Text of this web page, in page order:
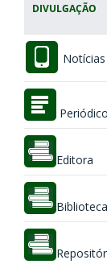
DIVULGAÇÃO
Notícias
Editora